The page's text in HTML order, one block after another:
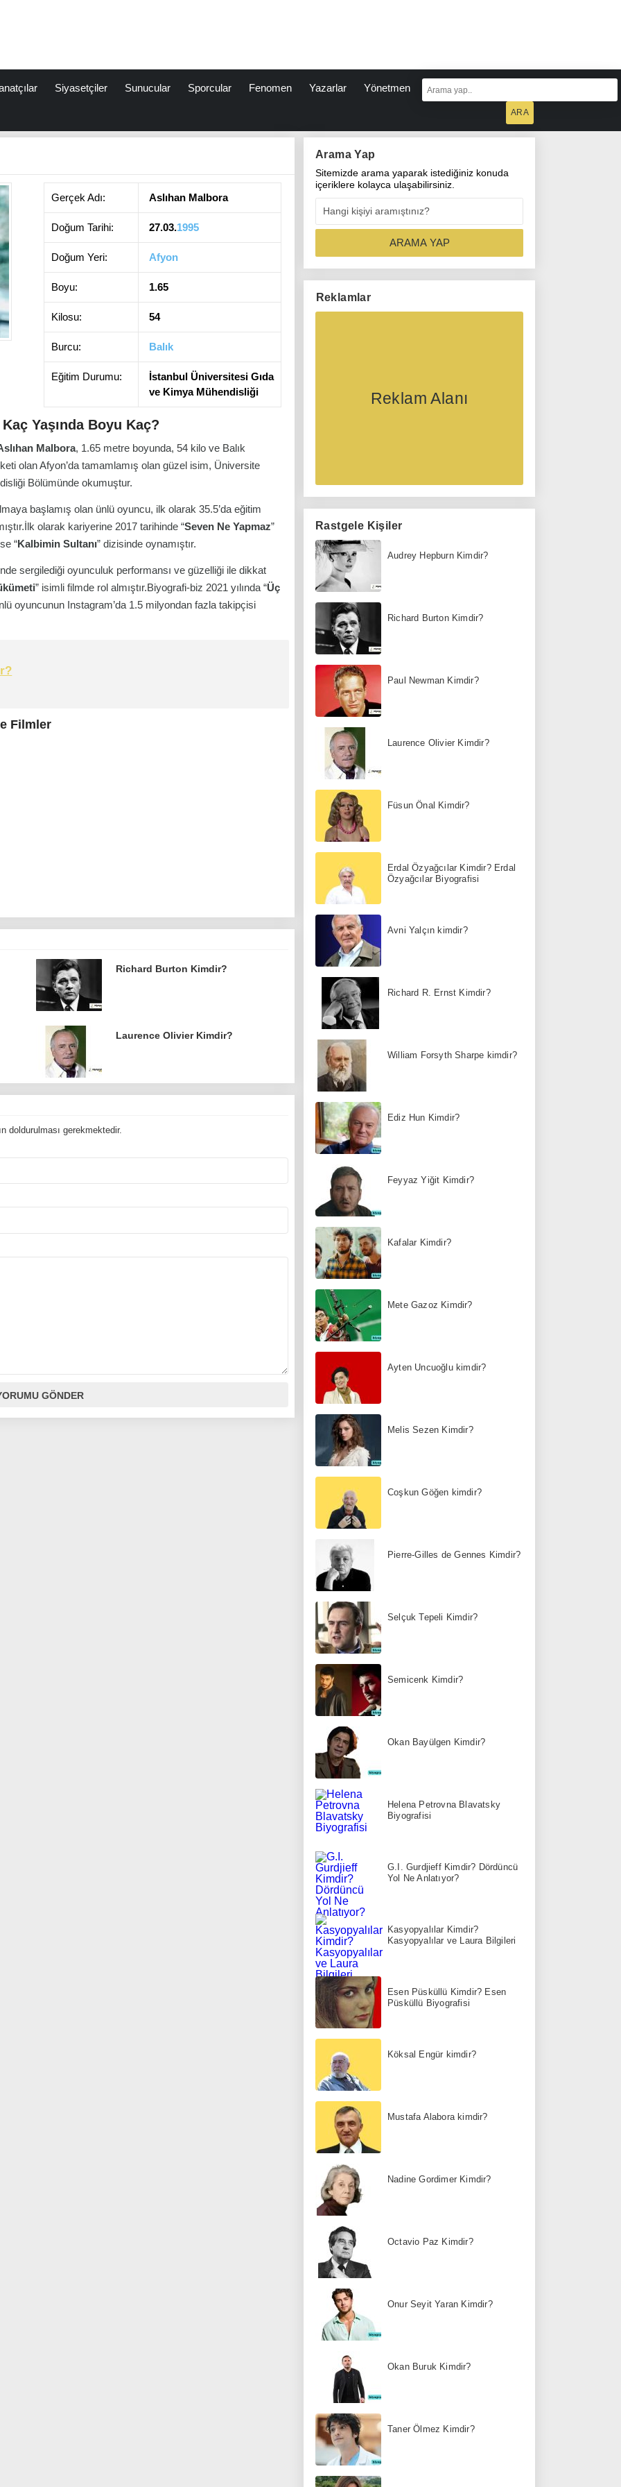
Siyasetçiler Sunucular Sporcular Fenomen Yazarlar Yönetmen
Gerçek Adı: Aslıhan Malbora
Doğum Tarihi: 27.03.1995
Doğum Yeri: Afyon
Boyu: 1.65
Kilosu: 54
Burcu: Balık
Eğitim Durumu:
İstanbul Üniversitesi Gıda
ve Kimya Mühendisliği
Yaşında Boyu Kaç?
Malbora, 1.65 metre boyunda, 54 kilo ve Balık
olan Afyon’da tamamlamış olan güzel isim, Üniversite
Bölümünde okumuştur.
başlamış olan ünlü oyuncu, ilk olarak 35.5’da eğitim
olarak kariyerine 2017 tarihinde “Seven Ne Yapmaz”
“Kalbimin Sultanı” dizisinde oynamıştır.
sergilediği oyunculuk performansı ve güzelliği ile dikkat
” isimli filmde rol almıştır.Biyografi-biz 2021 yılında “Üç
oyuncunun Instagram’da 1.5 milyondan fazla takipçisi
Filmler
Richard Burton Kimdir?
Laurence Olivier Kimdir?
doldurulması gerekmektedir.
Arama Yap
Sitemizde arama yaparak istediğiniz konuda
içeriklere kolayca ulaşabilirsiniz.
Reklamlar
Reklam Alanı
Rastgele Kişiler
Audrey Hepburn Kimdir?
Richard Burton Kimdir?
Paul Newman Kimdir?
Laurence Olivier Kimdir?
Füsun Önal Kimdir?
Erdal Özyağcılar Kimdir? Erdal
Özyağcılar Biyografisi
Avni Yalçın kimdir?
Richard R. Ernst Kimdir?
William Forsyth Sharpe kimdir?
Ediz Hun Kimdir?
Feyyaz Yiğit Kimdir?
Kafalar Kimdir?
Mete Gazoz Kimdir?
Ayten Uncuoğlu kimdir?
Melis Sezen Kimdir?
Coşkun Göğen kimdir?
Pierre-Gilles de Gennes Kimdir?
Selçuk Tepeli Kimdir?
Semicenk Kimdir?
Okan Bayülgen Kimdir?
Helena Petrovna Blavatsky
Biyografisi
G.I. Gurdjieff Kimdir? Dördüncü
Yol Ne Anlatıyor?
Kasyopyalılar Kimdir?
Kasyopyalılar ve Laura Bilgileri
Esen Püsküllü Kimdir? Esen
Püsküllü Biyografisi
Köksal Engür kimdir?
Mustafa Alabora kimdir?
Nadine Gordimer Kimdir?
Octavio Paz Kimdir?
Onur Seyit Yaran Kimdir?
Okan Buruk Kimdir?
Taner Ölmez Kimdir?